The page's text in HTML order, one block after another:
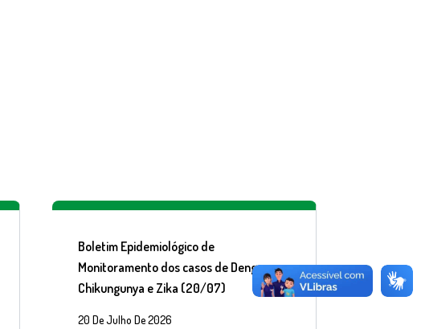
Boletim Epidemiológico de
Monitoramento dos casos de Dengue,
Chikungunya e Zika (20/07)
20 De Julho De 2026